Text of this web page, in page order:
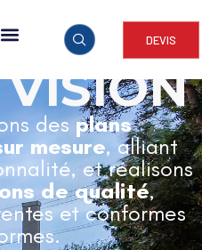
DEVIS
desplans
mesure, alliant
et réalisons
de qualité,
et conformes